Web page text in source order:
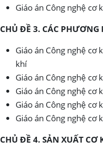
Giáo án Công nghệ cơ
CHỦ ĐỀ 3. CÁC PHƯƠNG
Giáo án Công nghệ cơ
khí
Giáo án Công nghệ cơ
Giáo án Công nghệ cơ
Giáo án Công nghệ cơ
Giáo án Công nghệ cơ
CHỦ ĐỀ 4. SẢN XUẤT CƠ